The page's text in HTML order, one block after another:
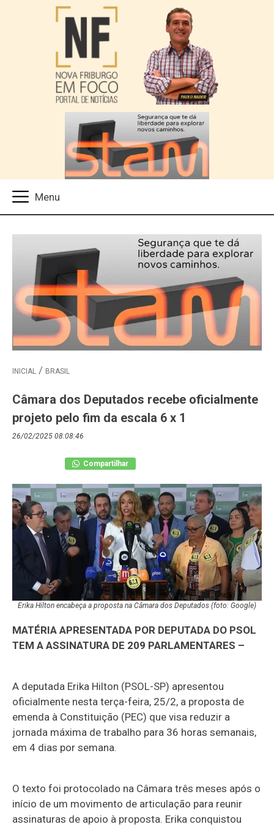
INICIAL BRASIL
Câmara dos Deputados recebe oficialmente
projeto pelo fim da escala 6 x 1
26/02/2025 08:08:46
Compartilhar
Erika Hilton encabeça a proposta na Câmara dos Deputados (foto: Google)
MATÉRIA APRESENTADA POR DEPUTADA DO PSOL
TEM A ASSINATURA DE 209 PARLAMENTARES –
A deputada Erika Hilton (PSOL-SP) apresentou
oficialmente nesta terça-feira, 25/2, a proposta de
emenda à Constituição (PEC) que visa reduzir a
jornada máxima de trabalho para 36 horas semanais,
em 4 dias por semana.
O texto foi protocolado na Câmara três meses após o
início de um movimento de articulação para reunir
assinaturas de apoio à proposta. Erika conquistou